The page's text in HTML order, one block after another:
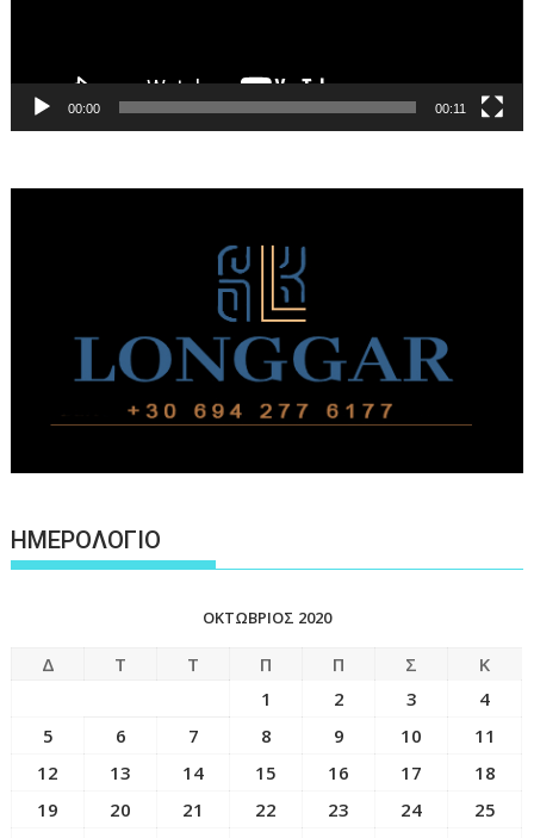
00:00 00:11
ΗΜΕΡΟΛΟΓΙΟ
ΟΚΤΏΒΡΙΟΣ 2020
Δ Τ Τ Π Π Σ
Κ
1
2 3
4
5
6 7 8 9 10
11
12
13 14 15 16 17
18
19
20 21 22 23 24
25